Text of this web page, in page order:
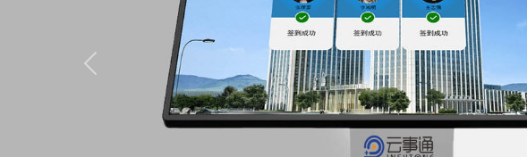
Previous